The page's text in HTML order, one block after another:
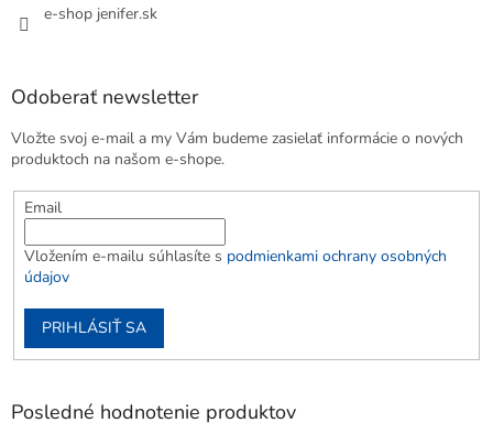
e-shop jenifer.sk
Odoberať newsletter
Vložte svoj e-mail a my Vám budeme zasielať informácie o nových
produktoch na našom e-shope.
Email
Vložením e-mailu súhlasíte s podmienkami ochrany osobných
údajov
PRIHLÁSIŤ SA
Posledné hodnotenie produktov